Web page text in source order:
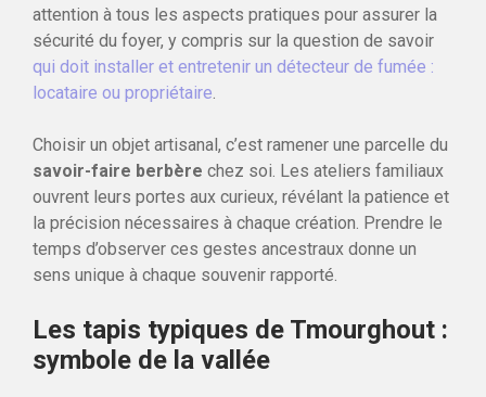
attention à tous les aspects pratiques pour assurer la
sécurité du foyer, y compris sur la question de savoir
qui doit installer et entretenir un détecteur de fumée :
locataire ou propriétaire.
Choisir un objet artisanal, c’est ramener une parcelle du
savoir-faire berbère chez soi. Les ateliers familiaux
ouvrent leurs portes aux curieux, révélant la patience et
la précision nécessaires à chaque création. Prendre le
temps d’observer ces gestes ancestraux donne un
sens unique à chaque souvenir rapporté.
Les tapis typiques de Tmourghout :
symbole de la vallée